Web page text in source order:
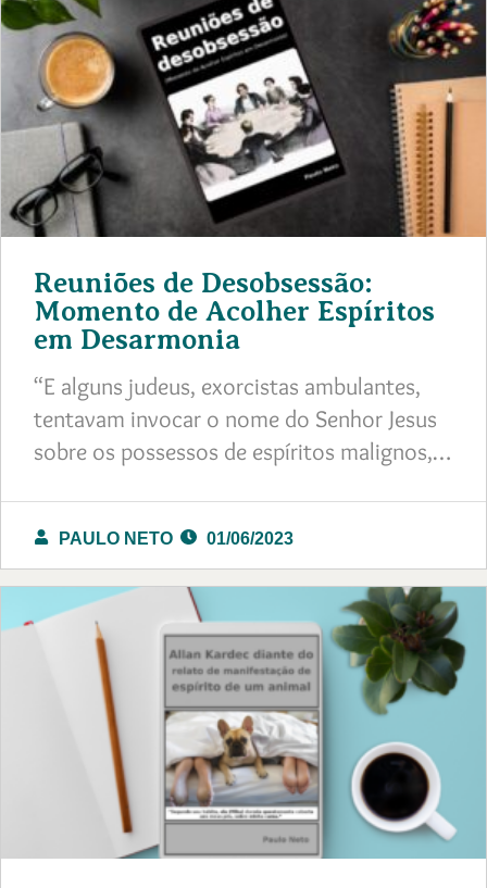
Reuniões de Desobsessão:
Momento de Acolher Espíritos
em Desarmonia
“E alguns judeus, exorcistas ambulantes,
tentavam invocar o nome do Senhor Jesus
sobre os possessos de espíritos malignos,…
PAULO NETO 01/06/2023